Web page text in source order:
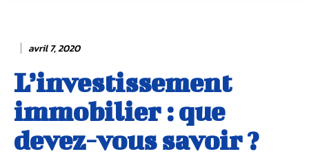
avril 7, 2020
L’investissement
immobilier : que
devez-vous savoir ?